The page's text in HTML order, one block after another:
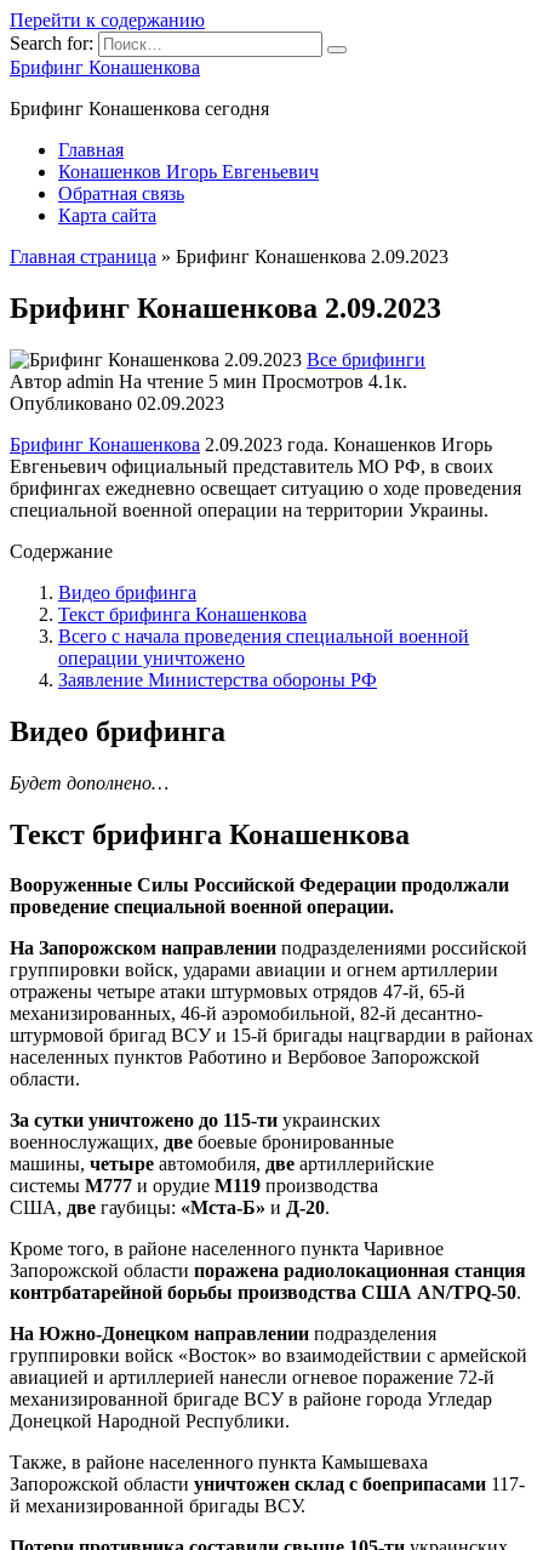
Перейти к содержанию
Search for:
Брифинг Конашенкова
Брифинг Конашенкова сегодня
Главная
Конашенков Игорь Евгеньевич
Обратная связь
Карта сайта
Главная страница » Брифинг Конашенкова 2.09.2023
Брифинг Конашенкова 2.09.2023
Все брифинги
Автор admin На чтение 5 мин Просмотров 4.1к.
Опубликовано 02.09.2023
Брифинг Конашенкова 2.09.2023 года. Конашенков Игорь
Евгеньевич официальный представитель МО РФ, в своих
брифингах ежедневно освещает ситуацию о ходе проведения
специальной военной операции на территории Украины.
Содержание
Видео брифинга
Текст брифинга Конашенкова
Всего с начала проведения специальной военной
операции уничтожено
Заявление Министерства обороны РФ
Видео брифинга
Будет дополнено…
Текст брифинга Конашенкова
Вооруженные Силы Российской Федерации продолжали
проведение специальной военной операции.
На Запорожском направлении подразделениями российской
группировки войск, ударами авиации и огнем артиллерии
отражены четыре атаки штурмовых отрядов 47-й, 65-й
механизированных, 46-й аэромобильной, 82-й десантно-
штурмовой бригад ВСУ и 15-й бригады нацгвардии в районах
населенных пунктов Работино и Вербовое Запорожской
области.
За сутки уничтожено до 115-ти украинских
военнослужащих, две боевые бронированные
машины, четыре автомобиля, две артиллерийские
системы М777 и орудие М119 производства
США, две гаубицы: «Мста-Б» и Д-20.
Кроме того, в районе населенного пункта Чаривное
Запорожской области поражена радиолокационная станция
контрбатарейной борьбы производства США AN/TPQ-50.
На Южно-Донецком направлении подразделения
группировки войск «Восток» во взаимодействии с армейской
авиацией и артиллерией нанесли огневое поражение 72-й
механизированной бригаде ВСУ в районе города Угледар
Донецкой Народной Республики.
Также, в районе населенного пункта Камышеваха
Запорожской области уничтожен склад с боеприпасами 117-
й механизированной бригады ВСУ.